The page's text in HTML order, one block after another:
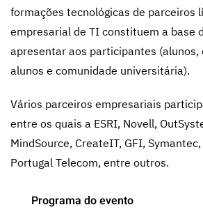
formações tecnológicas de parceiros
empresarial de TI constituem a base
apresentar aos participantes (alunos,
alunos e comunidade universitária).
Vários parceiros empresariais
entre os quais a ESRI, Novell,
MindSource, CreateIT, GFI,
Portugal Telecom, entre outros.
Programa do evento